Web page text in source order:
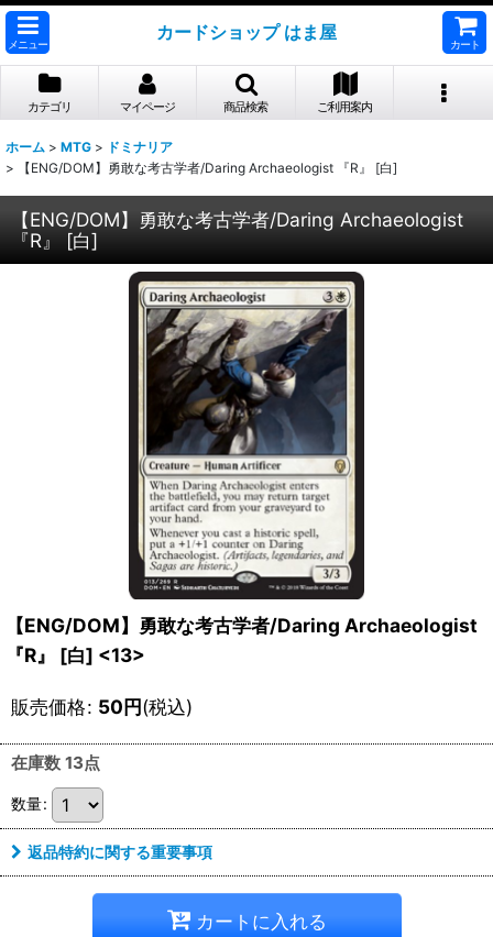
メニュー
カードショップ はま屋
カート
カテゴリ マイページ 商品検索 ご利用案内
ホーム > MTG > ドミナリア
>
【ENG/DOM】勇敢な考古学者/Daring Archaeologist 『R』 [白]
【ENG/DOM】勇敢な考古学者/Daring Archaeologist
『R』 [白]
【ENG/DOM】勇敢な考古学者/Daring Archaeologist
『R』 [白] <13>
販売価格: 50円(税込)
在庫数 13点
数量:
返品特約に関する重要事項
カートに入れる